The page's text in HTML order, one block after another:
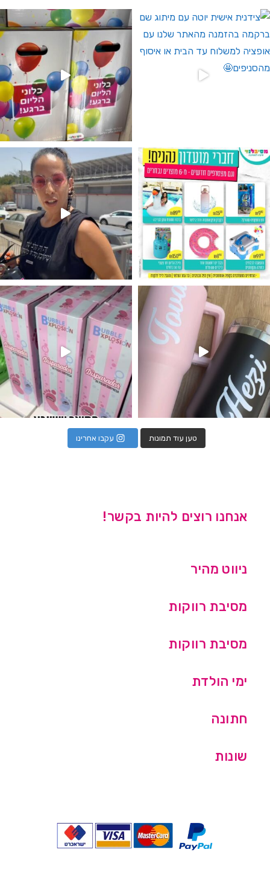
לחברי מועדון ומצטרפים חדשים🤍
מין העובר רק במסיבלנד !! קיים
מטף לגילוי מין העובר חזר למלא
טען עוד תמונות עקבו אחרינו
אנחנו רוצים להיות בקשר!
ניווט מהיר
מסיבת רווקות
מסיבת רווקות
ימי הולדת
חתונה
שונות